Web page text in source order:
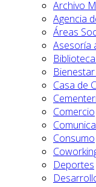
Archivo
Agencia
Áreas
Asesoría
Casa de
Comercio
Consumo
Deportes